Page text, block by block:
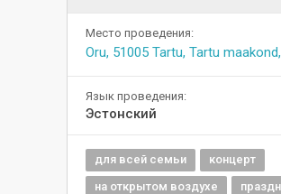
Место проведения:
Oru, 51005 Tartu, Tartu
Язык проведения:
Эстонский
для всей семьи
концерт
на открытом воздухе